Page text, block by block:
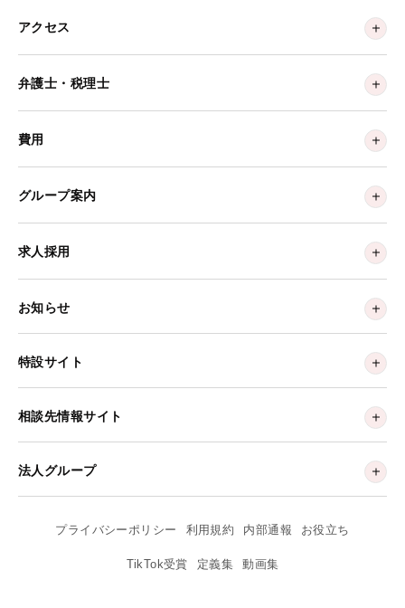
アクセス
弁護士・税理士
費用
グループ案内
求人採用
お知らせ
特設サイト
相談先情報サイト
法人グループ
プライバシーポリシー 利用規約 内部通報 お役立ち
TikTok受賞 定義集 動画集